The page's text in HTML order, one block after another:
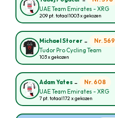
UAE Team Emirates - XRG
209 pt. totaal1003 x gekozen
Michael Storer - Nr. 569
Tudor Pro Cycling Team
103 x gekozen
Adam Yates - Nr. 608
UAE Team Emirates - XRG
7 pt. totaal172 x gekozen